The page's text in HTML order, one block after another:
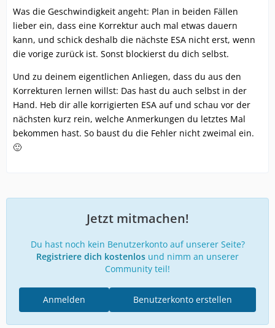
Was die Geschwindigkeit angeht: Plan in beiden Fällen
lieber ein, dass eine Korrektur auch mal etwas dauern
kann, und schick deshalb die nächste ESA nicht erst, wenn
die vorige zurück ist. Sonst blockierst du dich selbst.
Und zu deinem eigentlichen Anliegen, dass du aus den
Korrekturen lernen willst: Das hast du auch selbst in der
Hand. Heb dir alle korrigierten ESA auf und schau vor der
nächsten kurz rein, welche Anmerkungen du letztes Mal
bekommen hast. So baust du die Fehler nicht zweimal ein.
🙂
Jetzt mitmachen!
Du hast noch kein Benutzerkonto auf unserer Seite?
Registriere dich kostenlos und nimm an unserer
Community teil!
Benutzerkonto erstellen
Anmelden